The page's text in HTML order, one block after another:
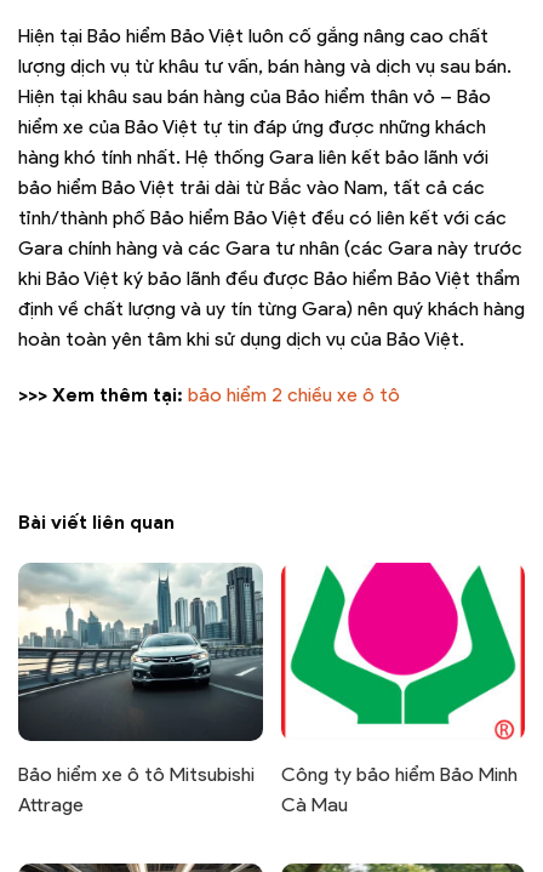
Hiện tại Bảo hiểm Bảo Việt luôn cố gắng nâng cao chất
lượng dịch vụ từ khâu tư vấn, bán hàng và dịch vụ sau bán.
Hiện tại khâu sau bán hàng của Bảo hiểm thân vỏ – Bảo
hiểm xe của Bảo Việt tự tin đáp ứng được những khách
hàng khó tính nhất. Hệ thống Gara liên kết bảo lãnh với
bảo hiểm Bảo Việt trải dài từ Bắc vào Nam, tất cả các
tỉnh/thành phố Bảo hiểm Bảo Việt đều có liên kết với các
Gara chính hàng và các Gara tư nhân (các Gara này trước
khi Bảo Việt ký bảo lãnh đều được Bảo hiểm Bảo Việt thẩm
định về chất lượng và uy tín từng Gara) nên quý khách hàng
hoàn toàn yên tâm khi sử dụng dịch vụ của Bảo Việt.
>>> Xem thêm tại: bảo hiểm 2 chiều xe ô tô
Bài viết liên quan
Bảo hiểm xe ô tô Mitsubishi
Attrage
Công ty bảo hiểm Bảo Minh
Cà Mau